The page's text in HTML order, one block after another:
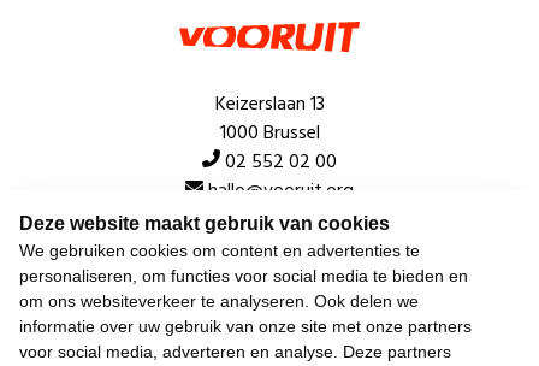
Deze website maakt gebruik van cookies
We gebruiken cookies om content en advertenties te
personaliseren, om functies voor social media te bieden en
om ons websiteverkeer te analyseren. Ook delen we
informatie over uw gebruik van onze site met onze partners
voor social media, adverteren en analyse. Deze partners
Keizerslaan 13
1000 Brussel
02 552 02 00
hallo@vooruit.org
Snel
Over de beweging